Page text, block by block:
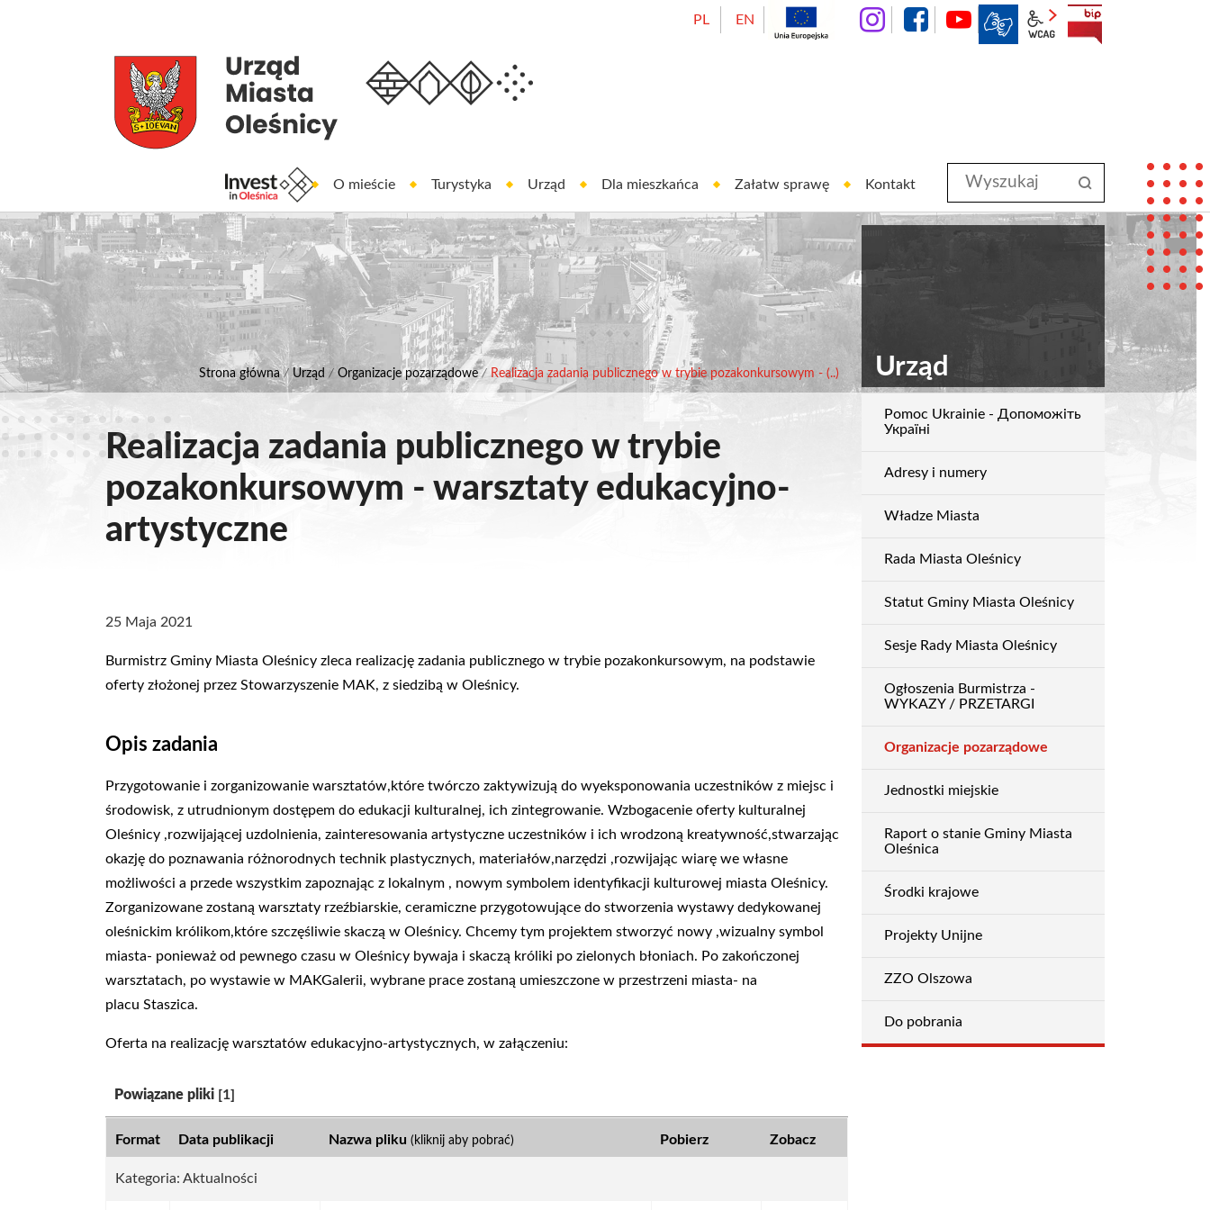
PL EN instagram
facebookYouTube
wcag2.1
Invest In Oleśnica
O mieście Turystyka Urząd Dla mieszkańca Załatw sprawę Kontakt
Wyszukaj
serwisie
Strona główna / Urząd / Organizacje pozarządowe / Realizacja zadania publicznego w trybie pozakonkursowym - (..) Urząd
Realizacja zadania publicznego w trybie
pozakonkursowym - warsztaty edukacyjno-
artystyczne
25 Maja 2021
Burmistrz Gminy Miasta Oleśnicy zleca realizację zadania publicznego w trybie pozakonkursowym, na podstawie
oferty złożonej przez Stowarzyszenie MAK, z siedzibą w Oleśnicy.
Opis zadania
Przygotowanie i zorganizowanie warsztatów,które twórczo zaktywizują do wyeksponowania uczestników z miejsc i
środowisk, z utrudnionym dostępem do edukacji kulturalnej, ich zintegrowanie. Wzbogacenie oferty kulturalnej
Oleśnicy ,rozwijającej uzdolnienia, zainteresowania artystyczne uczestników i ich wrodzoną kreatywność,stwarzając
okazję do poznawania różnorodnych technik plastycznych, materiałów,narzędzi ,rozwijając wiarę we własne
możliwości a przede wszystkim zapoznając z lokalnym , nowym symbolem identyfikacji kulturowej miasta Oleśnicy.
Zorganizowane zostaną warsztaty rzeźbiarskie, ceramiczne przygotowujące do stworzenia wystawy dedykowanej
oleśnickim królikom,które szczęśliwie skaczą w Oleśnicy. Chcemy tym projektem stworzyć nowy ,wizualny symbol
miasta- ponieważ od pewnego czasu w Oleśnicy bywaja i skaczą króliki po zielonych błoniach. Po zakończonej
warsztatach, po wystawie w MAKGalerii, wybrane prace zostaną umieszczone w przestrzeni miasta- na
placu Staszica.
Oferta na realizację warsztatów edukacyjno-artystycznych, w załączeniu:
Kategoria:
Powiązane pliki [1]
Format Data publikacji Nazwa pliku (kliknij aby pobrać) Pobierz Zobacz
Kategoria: Aktualności
Urząd
Pomoc Ukrainie - Допоможіть
Україні
Adresy i numery
Władze Miasta
Rada Miasta Oleśnicy
Statut Gminy Miasta Oleśnicy
Sesje Rady Miasta Oleśnicy
Ogłoszenia Burmistrza -
WYKAZY / PRZETARGI
Organizacje pozarządowe
Jednostki miejskie
Raport o stanie Gminy Miasta
Oleśnica
Środki krajowe
Projekty Unijne
ZZO Olszowa
Do pobrania